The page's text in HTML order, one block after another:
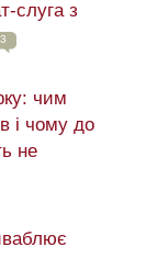
слуга з
3
чим
і чому до
не